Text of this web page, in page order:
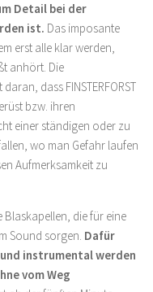
Detail bei der
ist. Das imposante
erst alle klar werden,
anhört. Die
dass FINSTERFORST
bzw. ihren
einer ständigen oder zu
wo man Gefahr laufen
Aufmerksamkeit zu
Blaskapellen, die für eine
Sound sorgen. Dafür
instrumental werden
vom Weg